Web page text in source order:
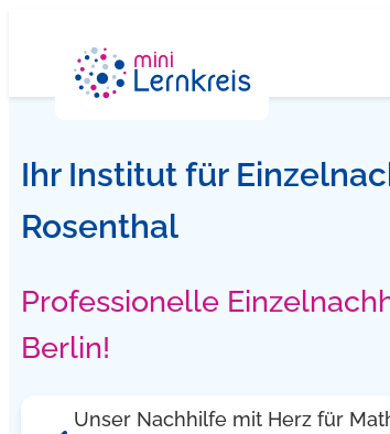
springen
Ihr Institut für
Rosenthal
Professionelle
Berlin!
Unser Nachhilfe mit Herz für